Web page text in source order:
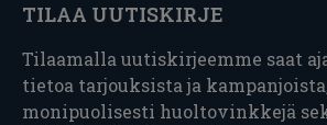
TILAA UUTISKIRJE
Tilaamalla uutiskirjeemme saat
tietoa tarjouksista ja
monipuolisesti huoltovinkkejä